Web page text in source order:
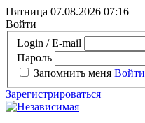
Пятница 07.08.2026 07:16
Войти
Login / E-mail
Пароль
Запомнить меня Войти
Зарегистрироваться